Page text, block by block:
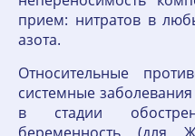
прием: нитратов в
азота.
Относительные
системные
в стадии